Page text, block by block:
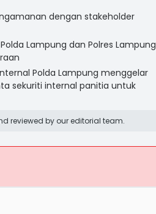
dengan stakeholder
Lampung dan Polres Lampung
Polda Lampung menggelar
sekuriti internal panitia untuk
reviewed by our editorial team.